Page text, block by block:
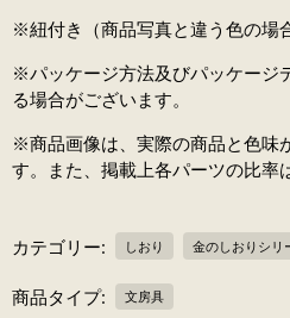
※紐付き（商品写真と違う色の場
※パッケージ方法及びパッケージ
る場合がございます。
※商品画像は、実際の商品と色味
す。また、掲載上各パーツの比率
カテゴリー: しおり 金のしおりシリ
商品タイプ: 文房具